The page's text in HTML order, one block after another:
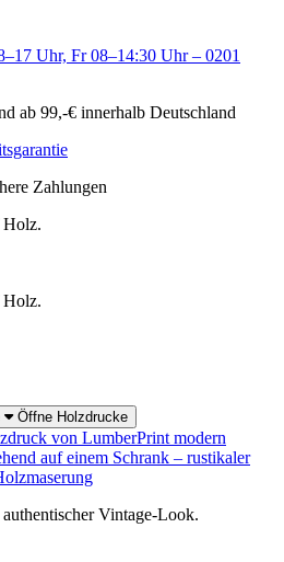
Uhr, Fr 08–14:30 Uhr – 0201
ab 99,-€ innerhalb Deutschland
Zahlungen
Holz.
Holz.
Öffne Holzdrucke
Vintage-Look.